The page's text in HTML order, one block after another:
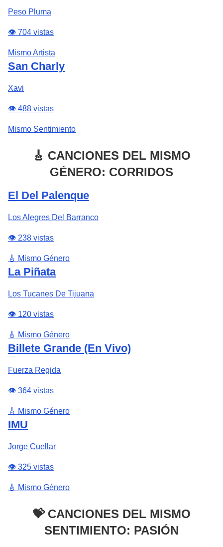
Peso Pluma
👁️ 704 vistas
Mismo Artista
San Charly
Xavi
👁️ 488 vistas
Mismo Sentimiento
🎸 CANCIONES DEL MISMO
GÉNERO: CORRIDOS
El Del Palenque
Los Alegres Del Barranco
👁️ 238 vistas
🎸 Mismo Género
La Piñata
Los Tucanes De Tijuana
👁️ 120 vistas
🎸 Mismo Género
Billete Grande (En Vivo)
Fuerza Regida
👁️ 364 vistas
🎸 Mismo Género
IMU
Jorge Cuellar
👁️ 325 vistas
🎸 Mismo Género
💝 CANCIONES DEL MISMO
SENTIMIENTO: PASIÓN